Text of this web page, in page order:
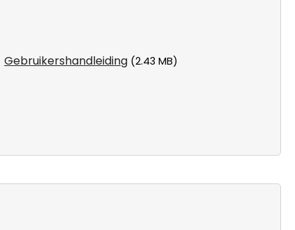
Gebruikershandleiding (2.43 MB)